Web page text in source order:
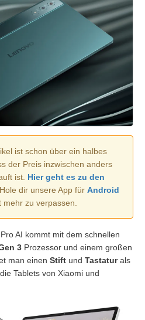
ist schon über ein halbes
der Preis inzwischen anders
ist. Hier geht es zu den
Hole dir unsere App für Android
mehr zu verpassen.
AI kommt mit dem schnellen
3 Prozessor und einem großen
man einen Stift und Tastaturals
Tablets von Xiaomi und